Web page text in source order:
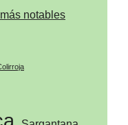
notables